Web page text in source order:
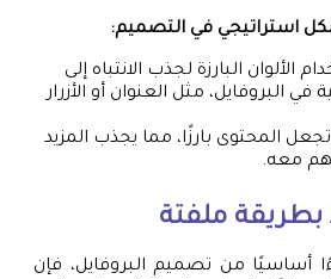
الألوان البارزة لجذب الانتباه إلى
في البروفايل، مثل العنوان أو الأزرار
تجعل المحتوى بارزًا، مما يجذب المزيد
معه.
بطريقة ملفتة
أساسيًا من تصميم البروفايل، فإن